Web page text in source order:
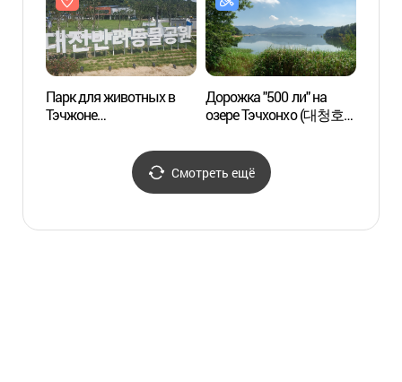
Парк для животных в
Тэчжоне
Дорожка "500 ли" на
озере Тэчхонхо (대청호
Смотреть ещё